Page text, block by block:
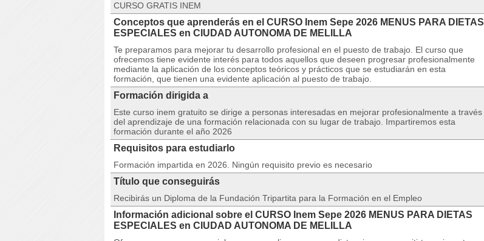
CURSO GRATIS INEM
Conceptos que aprenderás en el CURSO Inem Sepe 2026 MENUS PARA DIETAS
ESPECIALES en CIUDAD AUTONOMA DE MELILLA
Te preparamos para mejorar tu desarrollo profesional en el puesto de trabajo. El curso que
ofrecemos tiene evidente interés para todos aquellos que deseen progresar profesionalmente
mediante la aplicación de los conceptos teóricos y prácticos que se estudiarán en esta
formación, que tienen una evidente aplicación al puesto de trabajo.
Formación dirigida a
Este curso inem gratuito se dirige a personas interesadas en mejorar profesionalmente a través
del aprendizaje de una formación relacionada con su lugar de trabajo. Impartiremos esta
formación durante el año 2026
Requisitos para estudiarlo
Formación impartida en 2026. Ningún requisito previo es necesario
Título que conseguirás
Recibirás un Diploma de la Fundación Tripartita para la Formación en el Empleo
Información adicional sobre el CURSO Inem Sepe 2026 MENUS PARA DIETAS
ESPECIALES en CIUDAD AUTONOMA DE MELILLA